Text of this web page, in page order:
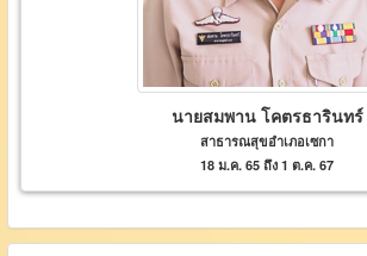
นายสมพาน โคตรธารินทร์
สาธารณสุขอำเภอเซกา
18 ม.ค. 65 ถึง 1 ต.ค. 67